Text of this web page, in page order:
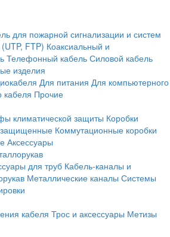
для пожарной сигнализации и систем
FTP) Коаксиальный и
Телефонный кабель Силовой кабель
изделия
Для питания Для компьютерного
кабеля Прочие
климатической защиты Коробки
Коммутационные коробки
Аксессуары
для труб Кабель-каналы и
Металлические каналы Системы
кабеля Трос и аксессуары Метизы